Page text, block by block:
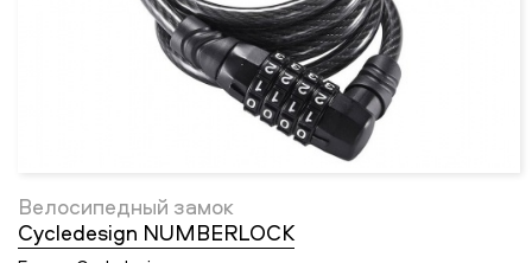
Велосипедный замок
Cycledesign NUMBERLOCK